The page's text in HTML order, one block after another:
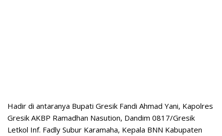
Hadir di antaranya Bupati Gresik Fandi Ahmad Yani, Kapolres
Gresik AKBP Ramadhan Nasution, Dandim 0817/Gresik
Letkol Inf. Fadly Subur Karamaha, Kepala BNN Kabupaten